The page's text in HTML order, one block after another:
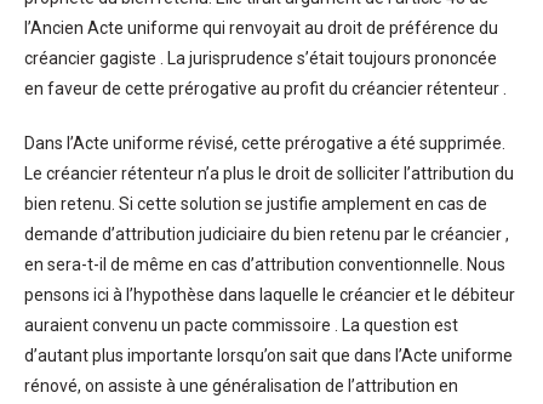
l’Ancien Acte uniforme qui renvoyait au droit de préférence du
créancier gagiste . La jurisprudence s’était toujours prononcée
en faveur de cette prérogative au profit du créancier rétenteur .
Dans l’Acte uniforme révisé, cette prérogative a été supprimée.
Le créancier rétenteur n’a plus le droit de solliciter l’attribution du
bien retenu. Si cette solution se justifie amplement en cas de
demande d’attribution judiciaire du bien retenu par le créancier ,
en sera-t-il de même en cas d’attribution conventionnelle. Nous
pensons ici à l’hypothèse dans laquelle le créancier et le débiteur
auraient convenu un pacte commissoire . La question est
d’autant plus importante lorsqu’on sait que dans l’Acte uniforme
rénové, on assiste à une généralisation de l’attribution en